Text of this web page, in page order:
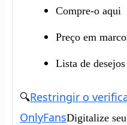
Compre-o aqui
Preço em
Lista de desejos
🔍Restringir o
OnlyFansDigitalize